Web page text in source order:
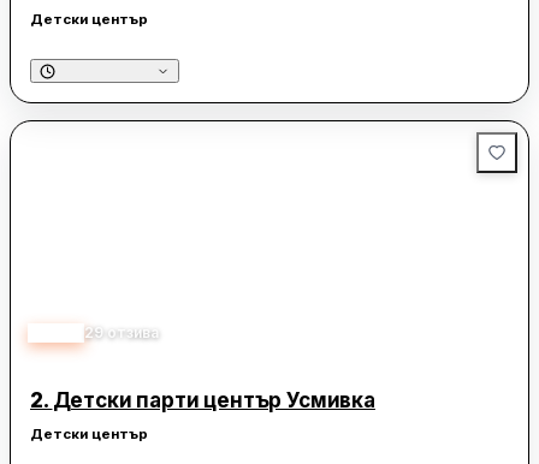
Детски център
29 отзива
2. Детски парти център Усмивка
Детски център